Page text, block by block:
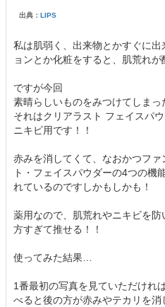
出典： LIPS
私は肌弱く、出来物とかすぐに
ョンとか化粧をすると、肌荒れが
ですが今回
素晴らしいものをみつけてしまっ
それはクリアラスト フェイスパ
ニキビ用です！！
赤みを消してくて、なおかつフ
ト・フェイスパウダーの4つの機
れているのですしかもしかも！
薬用なので、肌荒れやニキビを
方すぎて推せる！！
使ってみた結果…
1番最初の写真を見ていただけれ
べると後の方が赤みやテカリを